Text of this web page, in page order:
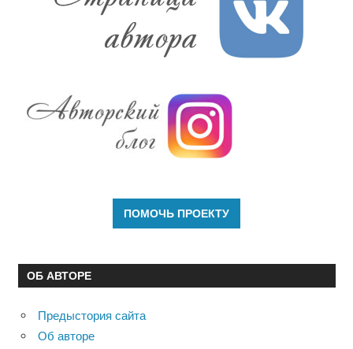
ОБ АВТОРЕ
Предыстория сайта
Об авторе